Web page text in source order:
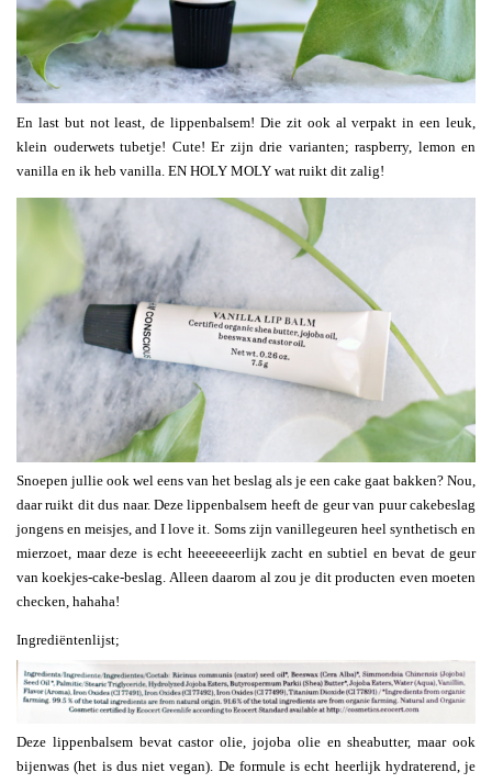
En last but not least, de lippenbalsem! Die zit ook al verpakt in een leuk,
klein ouderwets tubetje! Cute! Er zijn drie varianten; raspberry, lemon en
vanilla en ik heb vanilla. EN HOLY MOLY wat ruikt dit zalig!
Snoepen jullie ook wel eens van het beslag als je een cake gaat bakken? Nou,
daar ruikt dit dus naar. Deze lippenbalsem heeft de geur van puur cakebeslag
jongens en meisjes, and I love it. Soms zijn vanillegeuren heel synthetisch en
mierzoet, maar deze is echt heeeeeeerlijk zacht en subtiel en bevat de geur
van koekjes-cake-beslag. Alleen daarom al zou je dit producten even moeten
checken, hahaha!
Ingrediëntenlijst;
Deze lippenbalsem bevat castor olie, jojoba olie en sheabutter, maar ook
bijenwas (het is dus niet vegan). De formule is echt heerlijk hydraterend, je